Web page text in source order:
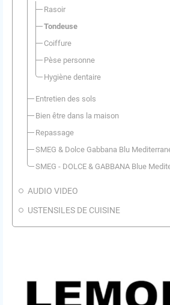
Rasoir
Tondeuse
Coiffure
Pèse personne
Hygiène dentaire
Entretien des sols
Bien être dans la maison
Repassage
SMEG & Dolce Gabbana Blu
SMEG - DOLCE & GABBANA Blue
AUDIO VIDEO
USTENSILES DE CUISINE